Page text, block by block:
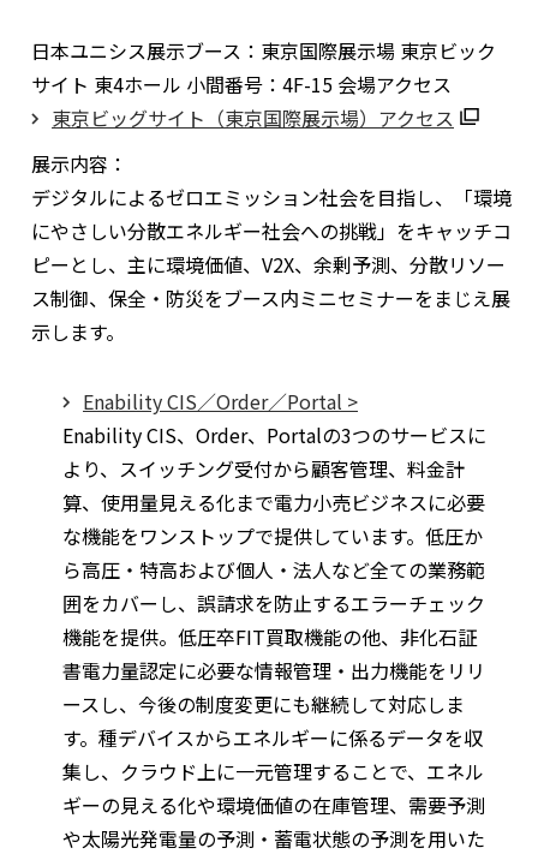
ウ
で
開
日本ユニシス展示ブース：東京国際展示場 東京ビック
サイト 東4ホール 小間番号：4F-15 会場アクセス
東京ビッグサイト（東京国際展示場）アクセス
ィ
ン
ド
ウ
展示内容：
デジタルによるゼロエミッション社会を目指し、「環境
にやさしい分散エネルギー社会への挑戦」をキャッチコ
ピーとし、主に環境価値、V2X、余剰予測、分散リソー
ス制御、保全・防災をブース内ミニセミナーをまじえ展
示します。
Enability CIS／Order／Portal >
Enability CIS、Order、Portalの3つのサービスに
より、スイッチング受付から顧客管理、料金計
算、使用量見える化まで電力小売ビジネスに必要
な機能をワンストップで提供しています。低圧か
ら高圧・特高および個人・法人など全ての業務範
囲をカバーし、誤請求を防止するエラーチェック
機能を提供。低圧卒FIT買取機能の他、非化石証
書電力量認定に必要な情報管理・出力機能をリリ
ースし、今後の制度変更にも継続して対応しま
す。種デバイスからエネルギーに係るデータを収
集し、クラウド上に一元管理することで、エネル
ギーの見える化や環境価値の在庫管理、需要予測
や太陽光発電量の予測・蓄電状態の予測を用いた